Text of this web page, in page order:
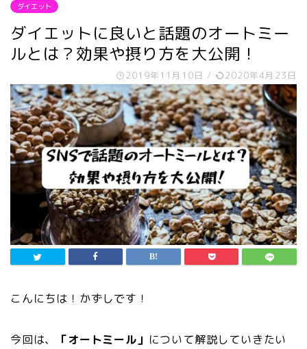
ダイエット
ダイエットに良いと話題のオートミー
ルとは？効果や摂り方を大公開！
2019年11月10日 / 2020年4月23日
こんにちは！かずしです！
今回は、 「オートミール」 について解説していきたい